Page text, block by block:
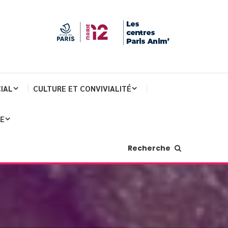
CULTURE ET CONVIVIALITÉ
Recherche